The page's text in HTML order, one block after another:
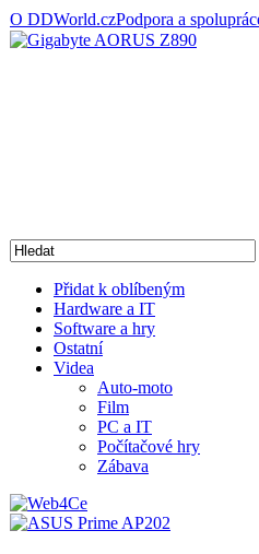
O DDWorld.czPodpora a
Přidat k oblíbeným
Hardware a IT
Software a hry
Ostatní
Videa
Auto-moto
Film
PC a IT
Počítačové hry
Zábava